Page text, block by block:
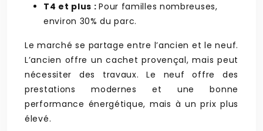
T4 et plus :Pour familles nombreuses,
environ 30% du parc.
Le marché se partage entre l’ancien et le neuf.
L’ancien offre un cachet provençal, mais peut
nécessiter des travaux. Le neuf offre des
prestations modernes et une bonne
performance énergétique, mais à un prix plus
élevé.